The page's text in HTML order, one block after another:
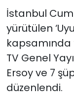
İstanbul
yürütülen
TV Genel
Ersoy ve 7
düzenlendi.
YEREL
Yurt